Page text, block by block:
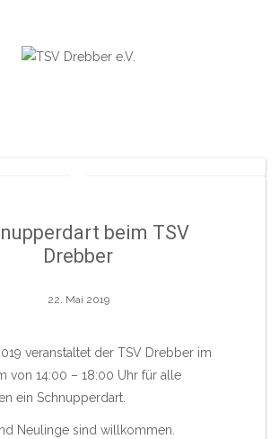
beim TSV
Drebber
22. Mai 2019
veranstaltet der TSV Drebber im
von 14:00 – 18:00 Uhr für alle
ein Schnupperdart.
Neulinge sind willkommen.